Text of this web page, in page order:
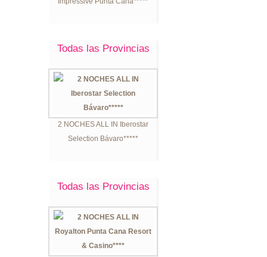
Todas las Provincias
2 NOCHES ALL IN Iberostar
Selection Bávaro*****
Todas las Provincias